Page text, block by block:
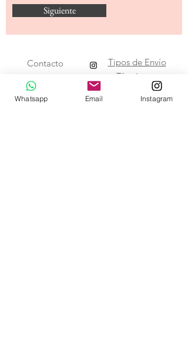
Siguiente
Contacto
Tipos de Envío
​Términos y
Condiciones
Whatsapp Email Instagram